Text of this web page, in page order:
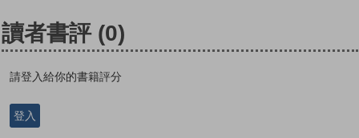
讀者書評 (0)
請登入給你的書籍評分
登入